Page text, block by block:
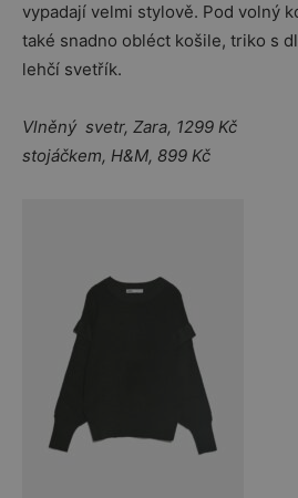
vypadají velmi stylově. Pod volný
také snadno obléct košile, triko s
lehčí svetřík.
Vlněný svetr, Zara, 1299
stojáčkem, H&M, 899 Kč